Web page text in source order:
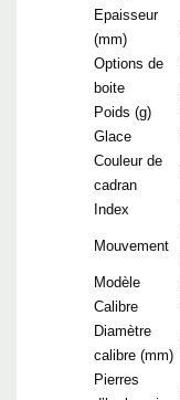
Epaisseur
(mm)
Options de
boite
Poids (g)
Glace
Couleur de
cadran
Index
Mouvement
Modèle
Calibre
Diamètre
calibre (mm)
Pierres